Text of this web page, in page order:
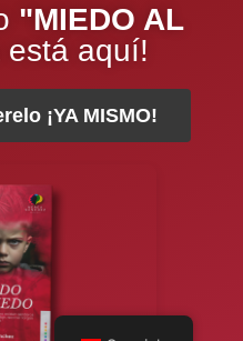
"MIEDO AL
está aquí!
¡YA MISMO!